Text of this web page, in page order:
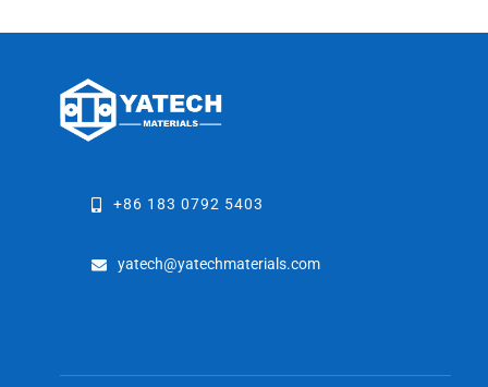
+86 183 0792 5403
yatech@yatechmaterials.com